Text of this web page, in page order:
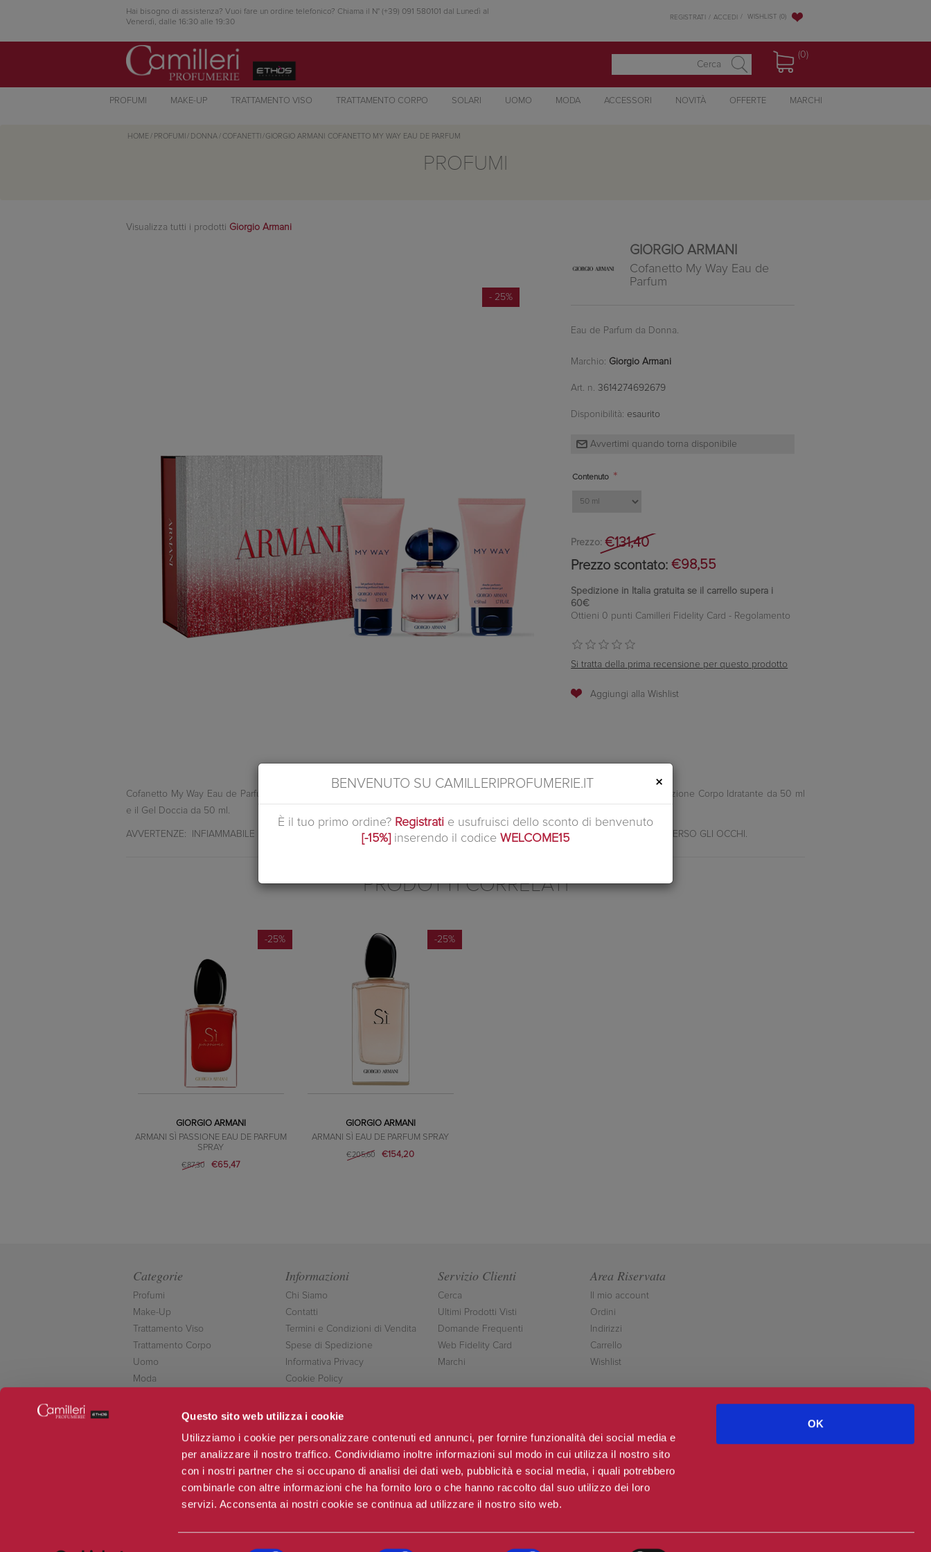
Questo sito web utilizza i cookie
Utilizziamo i cookie per personalizzare contenuti ed annunci, per fornire funzionalità dei social media e
per analizzare il nostro traffico. Condividiamo inoltre informazioni sul modo in cui utilizza il nostro sito
con i nostri partner che si occupano di analisi dei dati web, pubblicità e social media, i quali potrebbero
combinarle con altre informazioni che ha fornito loro o che hanno raccolto dal suo utilizzo dei loro
servizi. Acconsenta ai nostri cookie se continua ad utilizzare il nostro sito web.
OK
Hai bisogno di assistenza? Vuoi fare un ordine telefonico? Chiama il N° (+39) 091 580101 dal Lunedì al
Venerdì, dalle 16:30 alle 19:30
REGISTRATI ACCEDI WISHLIST (0)
(0)
PROFUMI MAKE-UP TRATTAMENTO VISO TRATTAMENTO CORPO SOLARI UOMO MODA ACCESSORI NOVITÀ OFFERTE MARCHI
HOME / PROFUMI / DONNA / COFANETTI / GIORGIO ARMANI COFANETTO MY WAY EAU DE PARFUM
PROFUMI
Visualizza tutti i prodotti Giorgio Armani
- 25%
GIORGIO ARMANI
Cofanetto My Way Eau de
Parfum
Eau de Parfum da Donna.
Marchio: Giorgio Armani
Art. n. 3614274692679
Disponibilità: esaurito
Contenuto *
Prezzo: €131,40
Prezzo scontato: €98,55
Spedizione in Italia gratuita se il carrello supera i
60€
Ottieni 0 punti Camilleri Fidelity Card - Regolamento
Si tratta della prima recensione per questo prodotto
Cofanetto My Way Eau de Parfum: il set contiene My Way Eau de Parfum nel formato da 50 ml e sempre della stessa linea la Lozione Corpo Idratante da 50 ml
e il Gel Doccia da 50 ml.
AVVERTENZE: INFIAMMABILE FINCHE' NON E' SECCO. TENERE LONTANO DA FIAMME E CALORE. EVITARE DI VAPORIZZARE VERSO GLI OCCHI.
PRODOTTI CORRELATI
-25%
GIORGIO ARMANI
ARMANI SÌ PASSIONE EAU DE PARFUM
SPRAY
€87,30 €65,47
-25%
GIORGIO ARMANI
ARMANI SÌ EAU DE PARFUM SPRAY
€205,60 €154,20
Categorie
Profumi
Make-Up
Trattamento Viso
Trattamento Corpo
Uomo
Moda
Informazioni
Chi Siamo
Contatti
Termini e Condizioni di Vendita
Spese di Spedizione
Informativa Privacy
Cookie Policy
Servizio Clienti
Cerca
Ultimi Prodotti Visti
Domande Frequenti
Web Fidelity Card
Marchi
Area Riservata
Il mio account
Ordini
Indirizzi
Carrello
Wishlist
Seguici
BENVENUTO SU CAMILLERIPROFUMERIE.IT ×
È il tuo primo ordine? Registrati e usufruisci dello sconto di benvenuto
[-15%] inserendo il codice WELCOME15